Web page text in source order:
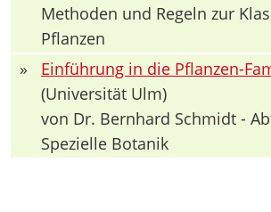
Methoden und Regeln zur
Pflanzen
»
Einführung in die Pflanzen-
(Universität Ulm)
von Dr. Bernhard Schmidt -
Spezielle Botanik